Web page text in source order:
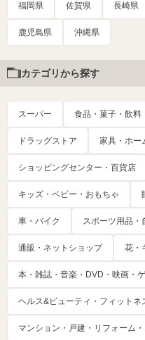
福岡県 佐賀県 長崎県
鹿児島県 沖縄県
カテゴリから探す
スーパー 食品・菓子・飲料
ドラッグストア 家具・ホー
ショッピングセンター・百貨店
キッズ・ベビー・おもちゃ
車・バイク スポーツ用品・
通販・ネットショップ 花・
本・雑誌・音楽・DVD・映画・
ヘルス&ビューティ・フィットネ
マンション・戸建・リフォーム